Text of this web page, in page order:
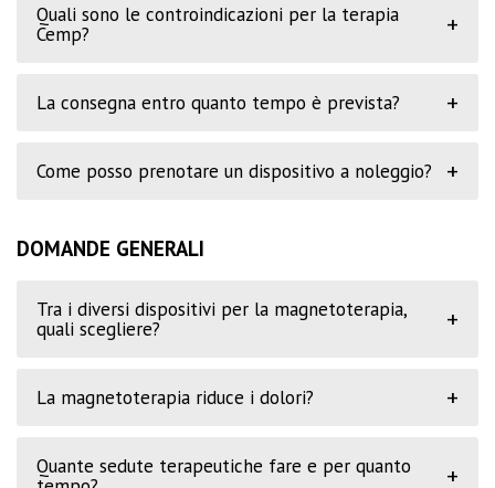
Quali sono le controindicazioni per la terapia
Cemp?
+
La consegna entro quanto tempo è prevista? +
Come posso prenotare un dispositivo a noleggio? +
DOMANDE GENERALI
Tra i diversi dispositivi per la magnetoterapia,
quali scegliere?
+
La magnetoterapia riduce i dolori? +
Quante sedute terapeutiche fare e per quanto
+